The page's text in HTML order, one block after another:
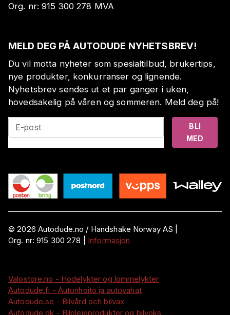
Org. nr:915 300 278 MVA
MELD DEG PÅ AUTODUDE NYHETSBREV!
Du vil motta nyheter som spesialtilbud, brukertips,
nye produkter, konkurranser og lignende.
Nyhetsbrev sendes ut et par ganger i uken,
hovedsakelig på våren og sommeren. Meld deg på!
E-post
BLI
MED
©2026 Autodude.no / Handshake Norway AS
Org. nr:915 300 278 Informasjon
Valostore.no - Hodelykter og lommelykter
Autodude.fi - Autonhoito ja autovahat
Autodude.se - Bilvård och bilvax
Autodude.dk - Bilplejeprodukter og bilvoks